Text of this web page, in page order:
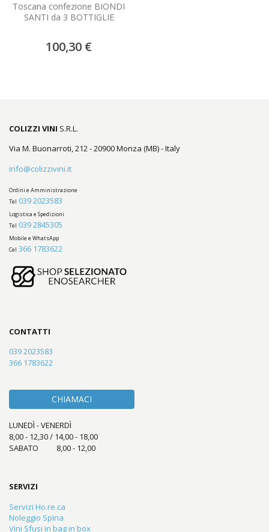
Toscana confezione BIONDI
SANTI da 3 BOTTIGLIE
100,30 €
COLIZZI VINI S.R.L.
Via M. Buonarroti, 212 - 20900 Monza (MB) - Italy
info@colizzivini.it
Ordini e Amministrazione
Tel 039 2023583
Logistica e Spedizioni
Tel 039 2845305
Mobile e WhatsApp
Cel 366 1783622
CONTATTI
039 2023583
366 1783622
CHIAMACI
LUNEDÌ - VENERDÌ
8,00 - 12,30 / 14,00 - 18,00
SABATO 8,00 - 12,00
SERVIZI
Servizi Ho.re.ca
Noleggio Spina
Vini Sfusi in bag in box